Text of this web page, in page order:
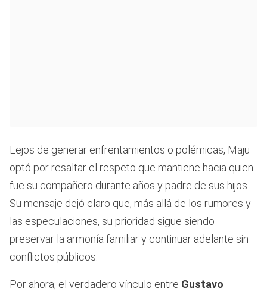
Lejos de generar enfrentamientos o polémicas, Maju
optó por resaltar el respeto que mantiene hacia quien
fue su compañero durante años y padre de sus hijos.
Su mensaje dejó claro que, más allá de los rumores y
las especulaciones, su prioridad sigue siendo
preservar la armonía familiar y continuar adelante sin
conflictos públicos.
Por ahora, el verdadero vínculo entre Gustavo